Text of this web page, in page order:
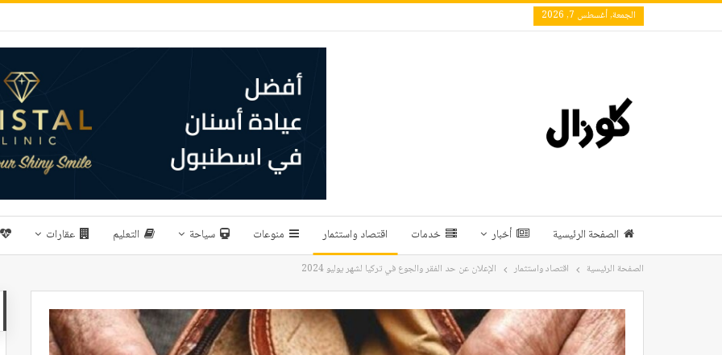
الجمعة, أغسطس 7, 2026
الصفحة الرئيسية أخبار خدمات اقتصاد واستثمار منوعات سياحة التعليم عقارات
الصفحة الرئيسية اقتصاد واستثمار الإعلان عن حد الفقر والجوع في تركيا لشهر يوليو 2024